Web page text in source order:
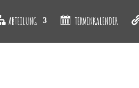
ABTEILUNG TERMINKALENDER